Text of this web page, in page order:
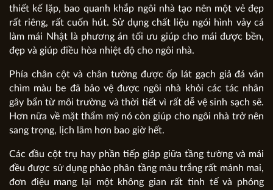
thiết kế lặp, bao quanh khắp ngôi nhà tạo nên một vẻ đẹp
rất riêng, rất cuốn hút. Sử dụng chất liệu ngói hình vảy cá
làm mái Nhật là phương án tối ưu giúp cho mái được bền,
đẹp và giúp điều hòa nhiệt độ cho ngôi nhà.
Phía chân cột và chân tường được ốp lát gạch giả đá vân
chìm màu be đã bảo vệ được ngôi nhà khỏi các tác nhân
gây bẩn từ môi trường và thời tiết vì rất dễ vệ sinh sạch sẽ.
Hơn nữa về mặt thẩm mỹ nó còn giúp cho ngôi nhà trở nên
sang trọng, lịch lãm hơn bao giờ hết.
Các đầu cột trụ hay phần tiếp giáp giữa tầng tường và mái
đều được sử dụng phào phân tầng màu trắng rất mảnh mai,
đơn điệu mang lại một không gian rất tinh tế và phóng